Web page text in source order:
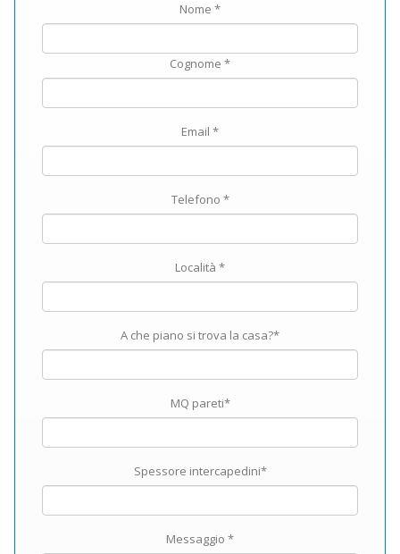
Nome *
Cognome *
Email *
Telefono *
Località *
A che piano si trova la casa?*
MQ pareti*
Spessore intercapedini*
Messaggio *